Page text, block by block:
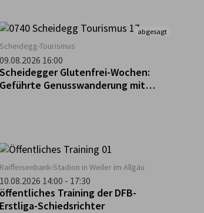
abgesagt
Scheidegg-Tourismus
09.08.2026 16:00
Scheidegger Glutenfrei-Wochen:
Geführte Genusswanderung mit
Raiffeisenbank-Stadion in Weiler im Allgäu
10.08.2026 14:00 - 17:30
öffentliches Training der DFB-
Erstliga-Schiedsrichter